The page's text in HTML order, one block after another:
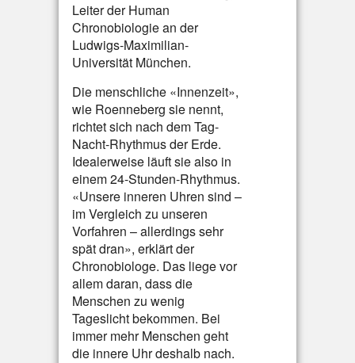
Leiter der Human
Chronobiologie an der
Ludwigs-Maximilian-
Universität München.
Die menschliche «Innenzeit»,
wie Roenneberg sie nennt,
richtet sich nach dem Tag-
Nacht-Rhythmus der Erde.
Idealerweise läuft sie also in
einem 24-Stunden-Rhythmus.
«Unsere inneren Uhren sind –
im Vergleich zu unseren
Vorfahren – allerdings sehr
spät dran», erklärt der
Chronobiologe. Das liege vor
allem daran, dass die
Menschen zu wenig
Tageslicht bekommen. Bei
immer mehr Menschen geht
die innere Uhr deshalb nach.